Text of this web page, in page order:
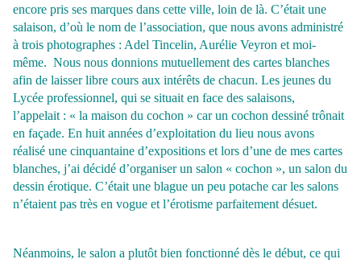
encore pris ses marques dans cette ville, loin de là. C’était une
salaison, d’où le nom de l’association, que nous avons administré
à trois photographes : Adel Tincelin, Aurélie Veyron et moi-
même. Nous nous donnions mutuellement des cartes blanches
afin de laisser libre cours aux intérêts de chacun. Les jeunes du
Lycée professionnel, qui se situait en face des salaisons,
l’appelait : « la maison du cochon » car un cochon dessiné trônait
en façade. En huit années d’exploitation du lieu nous avons
réalisé une cinquantaine d’expositions et lors d’une de mes cartes
blanches, j’ai décidé d’organiser un salon « cochon », un salon du
dessin érotique. C’était une blague un peu potache car les salons
n’étaient pas très en vogue et l’érotisme parfaitement désuet.
Néanmoins, le salon a plutôt bien fonctionné dès le début, ce qui